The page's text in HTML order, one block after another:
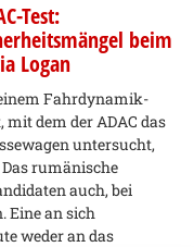
Test:
beim
Logan
Fahrdynamik-
mit dem der ADAC das
untersucht,
rumänische
auch, bei
Eine an sich
weder an das